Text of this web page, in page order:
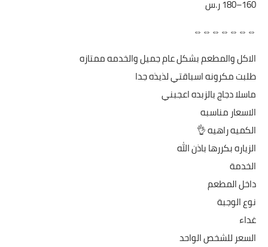
⇔⇔⇔⇔⇔⇔⇔
الاكل والمطعم بشكل عام جميل والخدمه ممتازه
طلبت مكرونه اسباقتي لذيذه جدا
ماسلا دجاج بالزبده اعجبني
الاسعار مناسبه
الكميه راهيه 👌
الزياره بكررها باذن الله
الخدمة
داخل المطعم
نوع الوجبة
غداء
السعر للشخص الواحد